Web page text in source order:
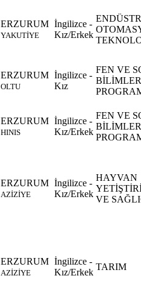
ERZURUM
YAKUTİYE
İngilizce -
Kız/Erkek
ERZURUM
OLTU
İngilizce -
Kız
FEN VE
BİLİMLER
ERZURUM
HINIS
İngilizce -
Kız/Erkek
FEN VE
BİLİMLER
ERZURUM
AZİZİYE
İngilizce -
Kız/Erkek
HAYVAN
VE
ERZURUM
AZİZİYE
İngilizce -
Kız/Erkek
TARIM